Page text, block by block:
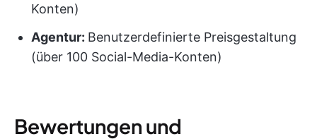
Konten)
Agentur: Benutzerdefinierte Preisgestaltung
(über 100 Social-Media-Konten)
Bewertungen und